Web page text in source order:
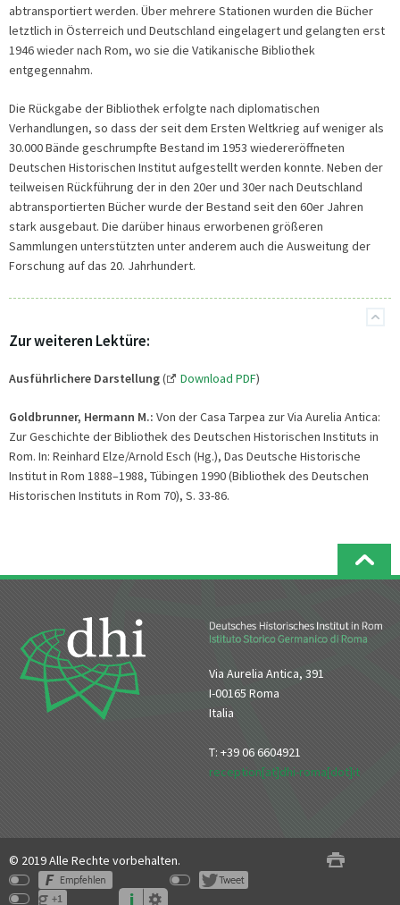
abtransportiert werden. Über mehrere Stationen wurden die Bücher
letztlich in Österreich und Deutschland eingelagert und gelangten erst
1946 wieder nach Rom, wo sie die Vatikanische Bibliothek
entgegennahm.
Die Rückgabe der Bibliothek erfolgte nach diplomatischen
Verhandlungen, so dass der seit dem Ersten Weltkrieg auf weniger als
30.000 Bände geschrumpfte Bestand im 1953 wiedereröffneten
Deutschen Historischen Institut aufgestellt werden konnte. Neben der
teilweisen Rückführung der in den 20er und 30er nach Deutschland
abtransportierten Bücher wurde der Bestand seit den 60er Jahren
stark ausgebaut. Die darüber hinaus erworbenen größeren
Sammlungen unterstützten unter anderem auch die Ausweitung der
Forschung auf das 20. Jahrhundert.
Zur weiteren Lektüre:
Ausführlichere Darstellung( Download PDF)
Goldbrunner, Hermann M.: Von der Casa Tarpea zur Via Aurelia Antica:
Zur Geschichte der Bibliothek des Deutschen Historischen Instituts in
Rom. In: Reinhard Elze/Arnold Esch (Hg.), Das Deutsche Historische
Institut in Rom 1888–1988, Tübingen 1990 (Bibliothek des Deutschen
Historischen Instituts in Rom 70), S. 33-86.
Via Aurelia Antica, 391
I-00165 Roma
Italia
T: +39 06 6604921
reception[at]dhi-roma[dot]it
© 2019 Alle Rechte vorbehalten.